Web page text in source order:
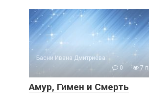
Басни Ивана Дмитриева
0
7
Амур, Гимен и Смерть